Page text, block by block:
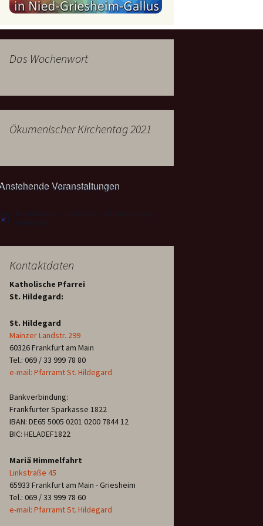
Link)
Wochenwort
(Zukunftswerkstatt)
Das Wochenwort
Ökumenischer Kirchentag 2021
Veranstaltungen
Hinweis
Kontaktdaten
Katholische Pfarrei
St. Hildegard:
St. Hildegard
Mainzer Landstr. 299
60326 Frankfurt am Main
Tel.: 069 / 33 999 78 80
e-mail: Pfarramt St. Hildegard
Bankverbindung:
Frankfurter Sparkasse 1822
IBAN: DE65 5005 0201 0200 7844 12
BIC: HELADEF1822
Mariä Himmelfahrt
Linkstraße 45
65933 Frankfurt am Main - Griesheim
Tel.: 069 / 33 999 78 60
e-mail: Pfarramt St. Hildegard